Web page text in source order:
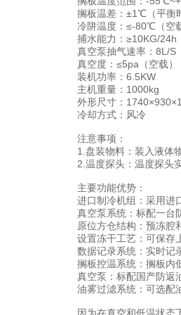
搁板温差：±1℃（平衡
冷阱温度：≤-80℃（空
捕水能力：≥10KG/24h
真空泵抽气速率：8L/S
真空度：≤5pa（空载）
装机功率：6.5KW
主机重量：1000kg
外形尺寸：
冷却方式：风冷
注意事项：
1.盘装物料：装入液体
2.温度探头：温度探头
主要功能优势：
进口制冷机组：采用进
真空泵系统：标配一台
原位方仓结构：预冻腔
设置冻干工艺：可保存
数据记录系统：实时记
搁板控温系统：搁板内
真空泵：标配国产防返
油雾过滤系统：可选配